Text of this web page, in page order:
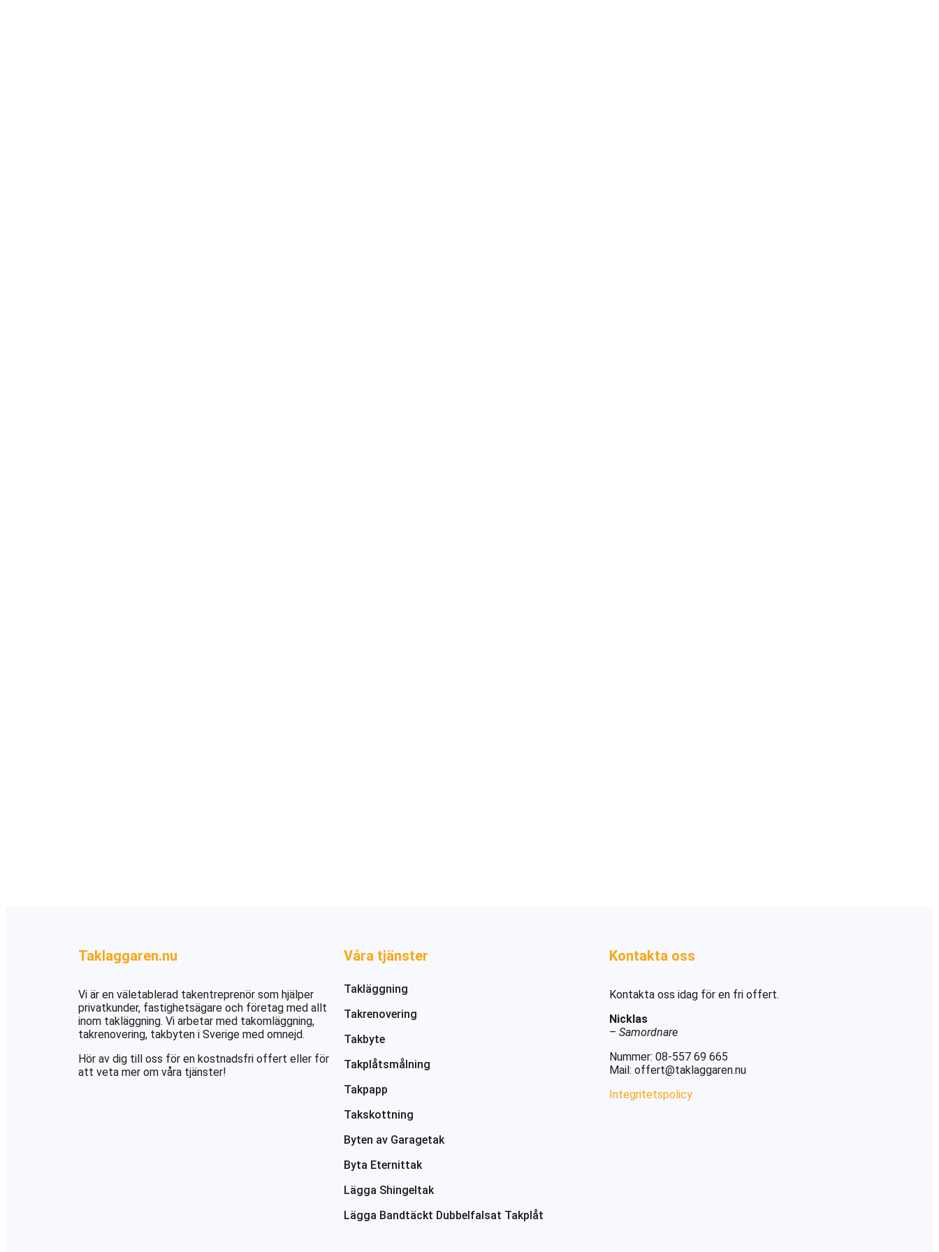
Taklaggaren.nu
Vi är en väletablerad takentreprenör som hjälper
privatkunder, fastighetsägare och företag med allt
inom takläggning. Vi arbetar med takomläggning,
takrenovering, takbyten i Sverige med omnejd.
Hör av dig till oss för en kostnadsfri offert eller för
att veta mer om våra tjänster!
Våra tjänster
Takläggning
Takrenovering
Takbyte
Takplåtsmålning
Takpapp
Takskottning
Byten av Garagetak
Byta Eternittak
Lägga Shingeltak
Lägga Bandtäckt Dubbelfalsat Takplåt
Kontakta oss
Kontakta oss idag för en fri offert.
Nicklas
– Samordnare
Nummer: 08-557 69 665
Mail: offert@taklaggaren.nu
Integritetspolicy